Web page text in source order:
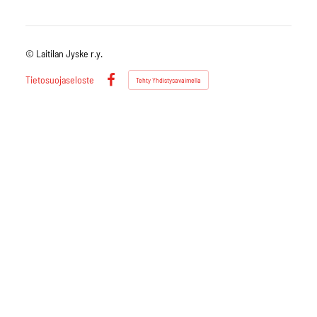
© Laitilan Jyske r.y.
Tietosuojaseloste
Facebook
Tehty Yhdistysavaimella